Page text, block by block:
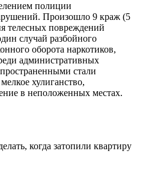
полиции
Произошло 9 краж (5
телесных повреждений
случай разбойного
оборота наркотиков,
административных
стали
хулиганство,
в неположенных местах.